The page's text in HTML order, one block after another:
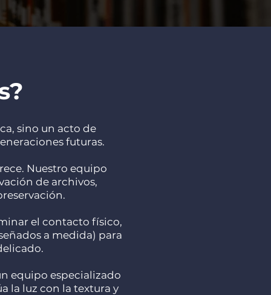
sino un acto de
futuras.
Nuestro equipo
de archivos,
el contacto físico,
a medida) para
equipo especializado
la luz con la textura y